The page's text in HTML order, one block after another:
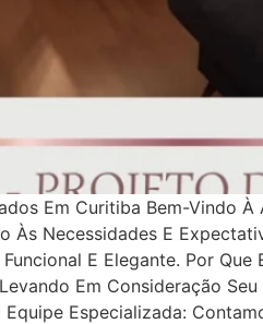
Em Curitiba Bem-Vindo
Necessidades E
E Elegante. Por
Em Consideração
Especializada: